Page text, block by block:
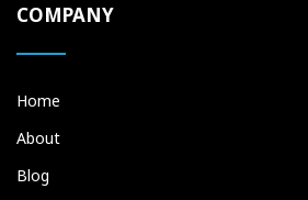
COMPANY
Home
About
Blog